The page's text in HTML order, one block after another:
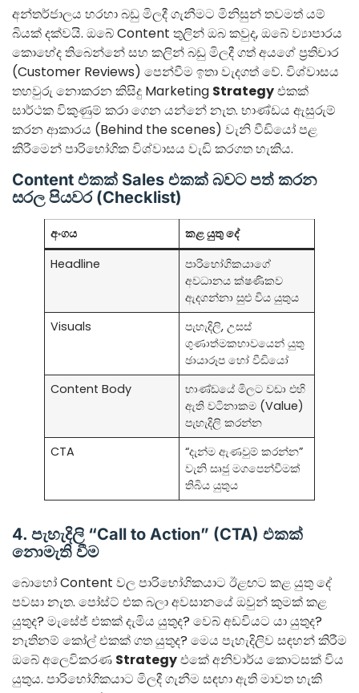
අන්තර්ජාලය හරහා බඩු මිලදී ගැනීමට මිනිසුන් තවමත් යම්
බියක් දක්වයි. ඔබේ Content තුලින් ඔබ කවුද, ඔබේ ව්‍යාපාරය
කොහේද තිබෙන්නේ සහ කලින් බඩු මිලදී ගත් අයගේ ප්‍රතිචාර
(Customer Reviews) පෙන්වීම ඉතා වැදගත් වේ. විශ්වාසය
තහවුරු නොකරන කිසිදු Marketing Strategyඑකක්
සාර්ථක විකුණුම් කරා ගෙන යන්නේ නැත. භාණ්ඩය ඇසුරුම්
කරන ආකාරය (Behind the scenes) වැනි වීඩියෝ පළ
කිරීමෙන් පාරිභෝගික විශ්වාසය වැඩි කරගත හැකිය.
Content එකක් Sales එකක් බවට පත් කරන
සරල පියවර (Checklist)
අංගය
කළ යුතු දේ
Headline
පාරිභෝගිකයාගේ
අවධානය ක්ෂණිකව
ඇදගන්නා සුළු විය යුතුය
Visuals
පැහැදිලි, උසස්
ගුණාත්මකභාවයෙන් යුතු
ඡායාරූප හෝ වීඩියෝ
Content Body
භාණ්ඩයේ මිලට වඩා එහි
ඇති වටිනාකම (Value)
පැහැදිලි කරන්න
CTA
“දැන්ම ඇණවුම් කරන්න”
වැනි සෘජු මගපෙන්වීමක්
තිබිය යුතුය
4. පැහැදිලි “Call to Action” (CTA) එකක්
නොමැති වීම
බොහෝ Content වල පාරිභෝගිකයාට ඊළඟට කළ යුතු දේ
පවසා නැත. පෝස්ට් එක බලා අවසානයේ ඔවුන් කුමක් කළ
යුතුද? මැසේජ් එකක් දැමිය යුතුද? වෙබ් අඩවියට යා යුතුද?
නැතිනම් කෝල් එකක් ගත යුතුද? මෙය පැහැදිලිව සඳහන් කිරීම
ඔබේ අලෙවිකරණ Strategyඑකේ අනිවාර්ය කොටසක් විය
යුතුය. පාරිභෝගිකයාට මිලදී ගැනීම සඳහා ඇති මාවත හැකි